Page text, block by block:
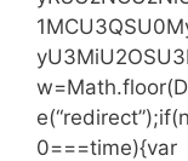
0===time){var